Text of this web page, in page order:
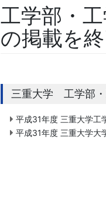
工学部・
の掲載を
三重大学 工学部・
平成31年度 三重大学工
平成31年度 三重大学大